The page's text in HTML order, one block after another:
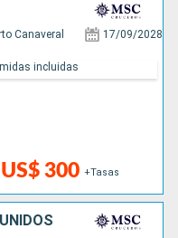
Canaveral 17/09/2028
US$ 300 +Tasas
incluidas